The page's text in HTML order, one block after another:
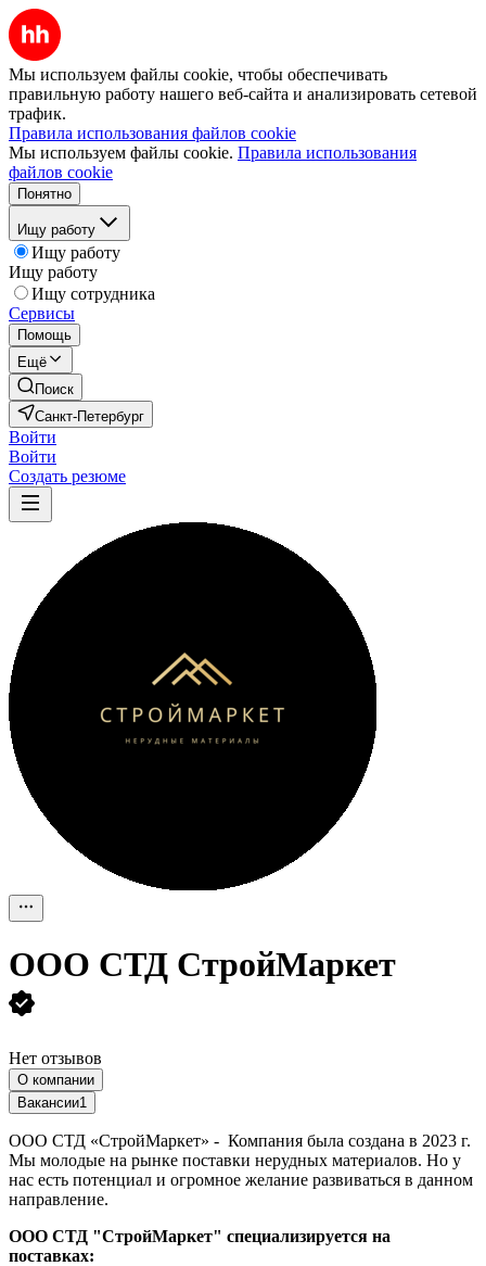
Мы используем файлы cookie, чтобы обеспечивать
правильную работу нашего веб-сайта и анализировать сетевой
трафик.
Правила использования файлов cookie
Мы используем файлы cookie. Правила использования
файлов cookie
Понятно
Ищу работу
Ищу работу
Ищу работу
Ищу сотрудника
Сервисы
Помощь
Ещё
Поиск
Санкт-Петербург
Войти
Войти
Создать резюме
ООО СТД СтройМаркет
Нет отзывов
О компании
Вакансии1
ООО СТД «СтройМаркет» - Компания была создана в 2023 г.
Мы молодые на рынке поставки нерудных материалов. Но у
нас есть потенциал и огромное желание развиваться в данном
направление.
ООО СТД "СтройМаркет" специализируется на
поставках: